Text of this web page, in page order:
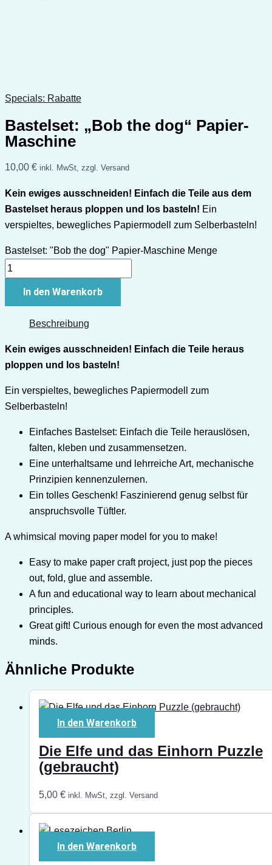
Specials: Rabatte
Bastelset: „Bob the dog“ Papier-
Maschine
10,00 € inkl. MwSt, zzgl. Versand
Kein ewiges ausschneiden! Einfach die Teile aus dem
Bastelset heraus ploppen und los basteln! Ein
verspieltes, bewegliches Papiermodell zum Selberbasteln!
Bastelset: "Bob the dog" Papier-Maschine Menge
In den Warenkorb
Beschreibung
Kein ewiges ausschneiden! Einfach die Teile heraus
ploppen und los basteln!
Ein verspieltes, bewegliches Papiermodell zum
Selberbasteln!
Einfaches Bastelset: Einfach die Teile herauslösen,
falten, kleben und zusammensetzen.
Eine unterhaltsame und lehrreiche Art, mechanische
Prinzipien kennenzulernen.
Ein tolles Geschenk! Faszinierend genug selbst für
anspruchsvolle Tüftler.
A whimsical moving paper model for you to make!
Easy to make paper craft project, just pop the pieces
out, fold, glue and assemble.
A fun and educational way to learn about mechanical
principles.
Great gift! Curious enough for even the most advanced
minds.
Ähnliche Produkte
In den Warenkorb
Die Elfe und das Einhorn Puzzle
(gebraucht)
5,00 € inkl. MwSt, zzgl. Versand
In den Warenkorb